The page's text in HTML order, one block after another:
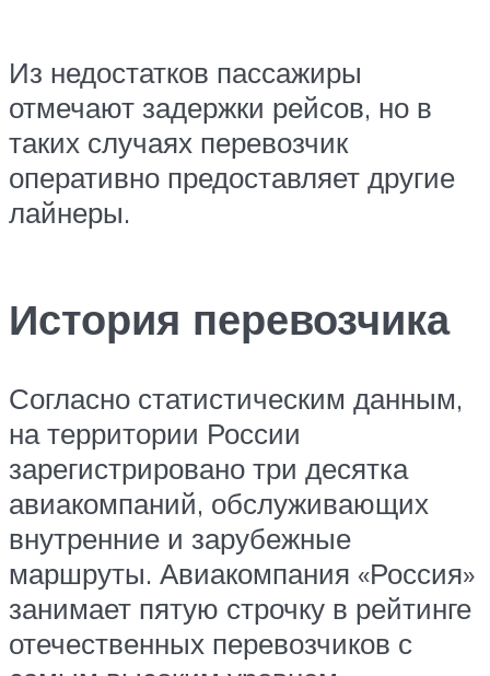
Из недостатков пассажиры
отмечают задержки рейсов, но в
таких случаях перевозчик
оперативно предоставляет другие
лайнеры.
История перевозчика
Согласно статистическим данным,
на территории России
зарегистрировано три десятка
авиакомпаний, обслуживающих
внутренние и зарубежные
маршруты. Авиакомпания «Россия»
занимает пятую строчку в рейтинге
отечественных перевозчиков с